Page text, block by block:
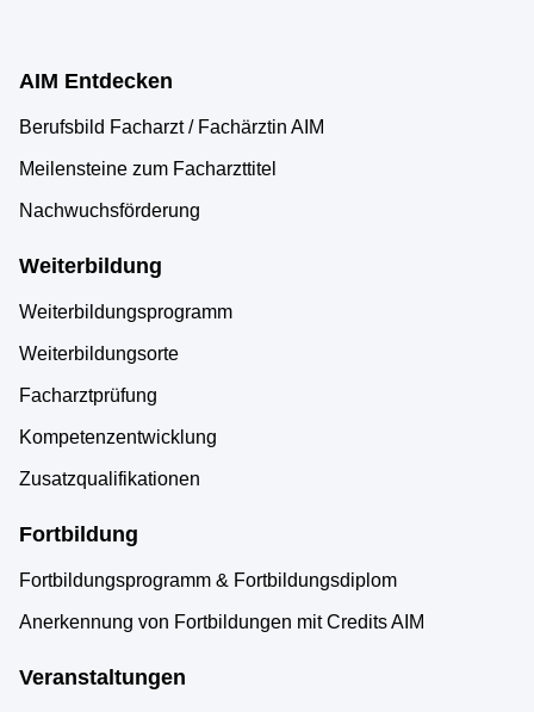
AIM Entdecken
Berufsbild Facharzt / Fachärztin AIM
Meilensteine zum Facharzttitel
Nachwuchsförderung
Weiterbildung
Weiterbildungsprogramm
Weiterbildungsorte
Facharztprüfung
Kompetenzentwicklung
Zusatzqualifikationen
Fortbildung
Fortbildungsprogramm & Fortbildungsdiplom
Anerkennung von Fortbildungen mit Credits AIM
Veranstaltungen